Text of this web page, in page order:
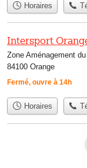
Horaires
Intersport
Zone Aménagement
84100 Orange
Fermé, ouvre à 14h
Horaires